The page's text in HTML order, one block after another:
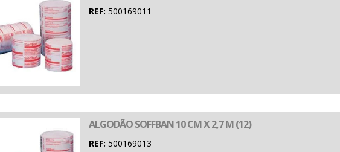
REF: 500169011
ALGODÃO SOFFBAN 10 CM X 2,7 M (12)
REF: 500169013